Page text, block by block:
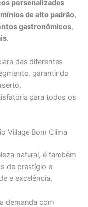
personalizados
de alto padrão,
gastronômicos,
.
das diferentes
garantindo
para todos os
Village Bom Clima
natural, é também
de prestígio e
e excelência.
demanda com